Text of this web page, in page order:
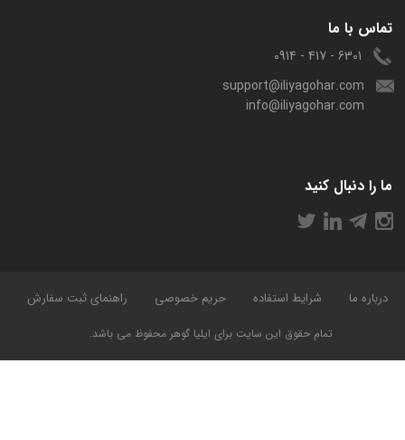
تمام حقوق این سایت برای ایلیا گوهر محفوظ می باشد.
درباره ما شرایط استفاده حریم خصوصی راهنمای ثبت سفارش
تماس با ما
6301 - 417 - 0914
support@iliyagohar.com
info@iliyagohar.com
ما را دنبال کنید